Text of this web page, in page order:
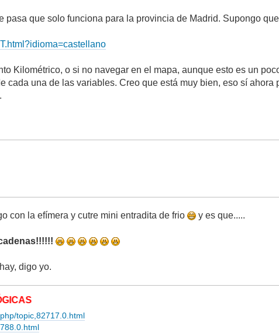
pasa que solo funciona para la provincia de Madrid. Supongo
Kilométrico, o si no navegar en el mapa, aunque esto es un
cada una de las variables. Creo que está muy bien, eso sí ahora
con la efímera y cutre mini entradita de frio y es que.....
cadenas!!!!!!
digo yo.
topic,82717.0.html